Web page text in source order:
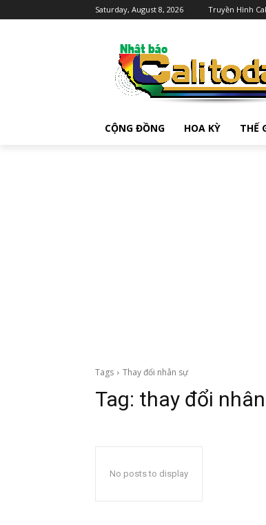
Saturday, August 8, 2026 Truyền Hình
CỘNG ĐỒNG HOA KỲ THẾ
Tags Thay đổi nhân sự
Tag: thay đổi
No posts to display